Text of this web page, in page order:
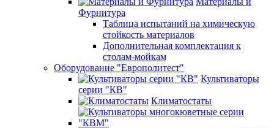
Фурнитура
Таблица испытаний на химическую
стойкость материалов
Дополнительная комплектация к
столам-мойкам
Оборудование "Европолитест"
Культиваторы
серии "КВ"
Климатостаты